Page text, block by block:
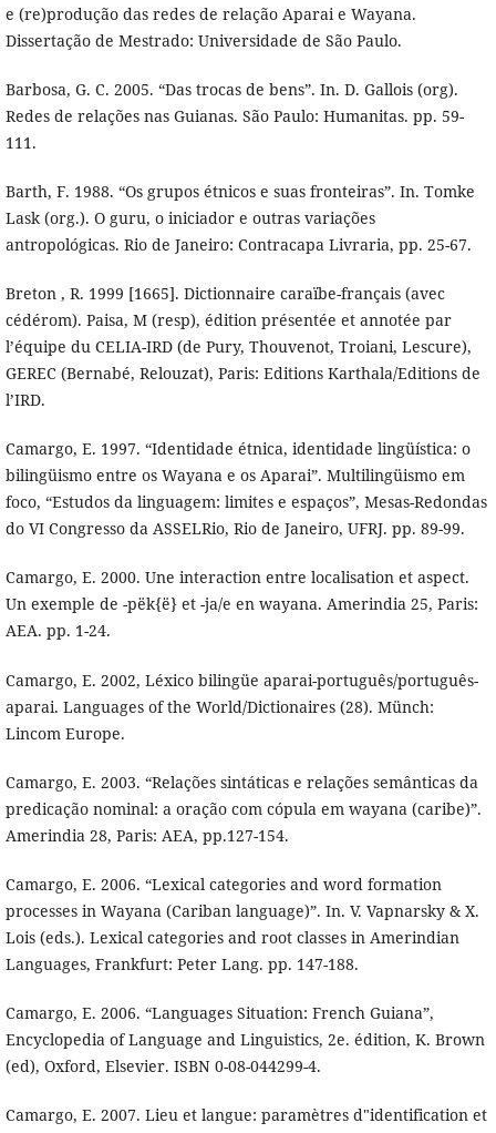
e (re)produção das redes de relação Aparai e Wayana.
Dissertação de Mestrado: Universidade de São Paulo.
Barbosa, G. C. 2005. “Das trocas de bens”. In. D. Gallois (org).
Redes de relações nas Guianas. São Paulo: Humanitas. pp. 59-
111.
Barth, F. 1988. “Os grupos étnicos e suas fronteiras”. In. Tomke
Lask (org.). O guru, o iniciador e outras variações
antropológicas. Rio de Janeiro: Contracapa Livraria, pp. 25-67.
Breton , R. 1999 [1665]. Dictionnaire caraïbe-français (avec
cédérom). Paisa, M (resp), édition présentée et annotée par
l’équipe du CELIA-IRD (de Pury, Thouvenot, Troiani, Lescure),
GEREC (Bernabé, Relouzat), Paris: Editions Karthala/Editions de
l’IRD.
Camargo, E. 1997. “Identidade étnica, identidade lingüística: o
bilingüismo entre os Wayana e os Aparai”. Multilingüismo em
foco, “Estudos da linguagem: limites e espaços”, Mesas-Redondas
do VI Congresso da ASSELRio, Rio de Janeiro, UFRJ. pp. 89-99.
Camargo, E. 2000. Une interaction entre localisation et aspect.
Un exemple de -pëk{ë} et -ja/e en wayana. Amerindia 25, Paris:
AEA. pp. 1-24.
Camargo, E. 2002, Léxico bilingüe aparai-português/português-
aparai. Languages of the World/Dictionaires (28). Münch:
Lincom Europe.
Camargo, E. 2003. “Relações sintáticas e relações semânticas da
predicação nominal: a oração com cópula em wayana (caribe)”.
Amerindia 28, Paris: AEA, pp.127-154.
Camargo, E. 2006. “Lexical categories and word formation
processes in Wayana (Cariban language)”. In. V. Vapnarsky & X.
Lois (eds.). Lexical categories and root classes in Amerindian
Languages, Frankfurt: Peter Lang. pp. 147-188.
Camargo, E. 2006. “Languages Situation: French Guiana”,
Encyclopedia of Language and Linguistics, 2e. édition, K. Brown
(ed), Oxford, Elsevier. ISBN 0-08-044299-4.
Camargo, E. 2007. Lieu et langue: paramètres d"identification et